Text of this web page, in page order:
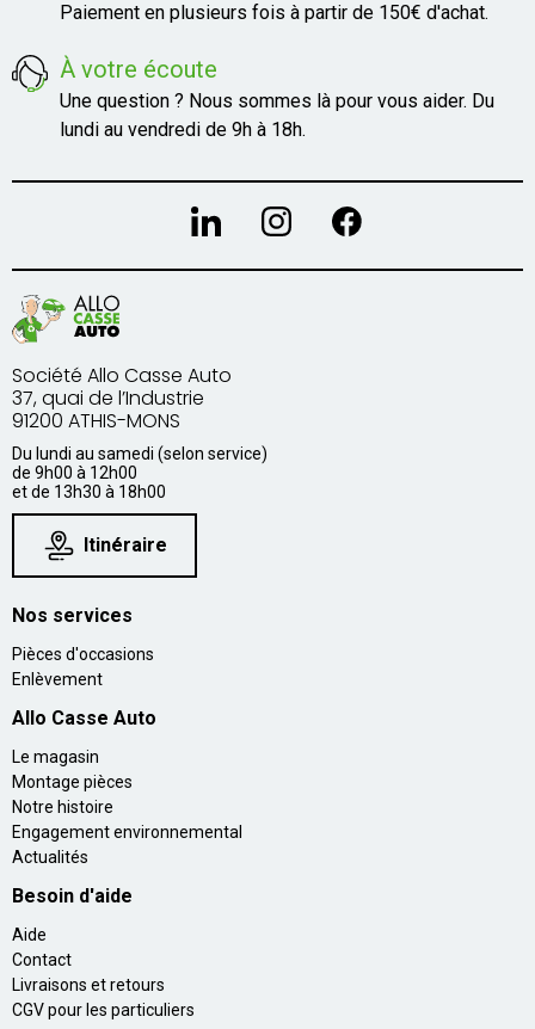
Paiement en plusieurs fois à partir de 150€ d'achat.
À votre écoute
Une question ? Nous sommes là pour vous aider. Du
lundi au vendredi de 9h à 18h.
Société Allo Casse Auto
37, quai de l’Industrie
91200 ATHIS-MONS
Du lundi au samedi (selon service)
de 9h00 à 12h00
et de 13h30 à 18h00
Itinéraire
Nos services
Pièces d'occasions
Enlèvement
Allo Casse Auto
Le magasin
Montage pièces
Notre histoire
Engagement environnemental
Actualités
Besoin d'aide
Aide
Contact
Livraisons et retours
CGV pour les particuliers